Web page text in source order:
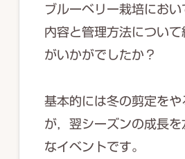
ブルーベリー栽培にお
内容と管理方法について
がいかがでしたか？
基本的には冬の剪定をや
が，翌シーズンの成長を
なイベントです。